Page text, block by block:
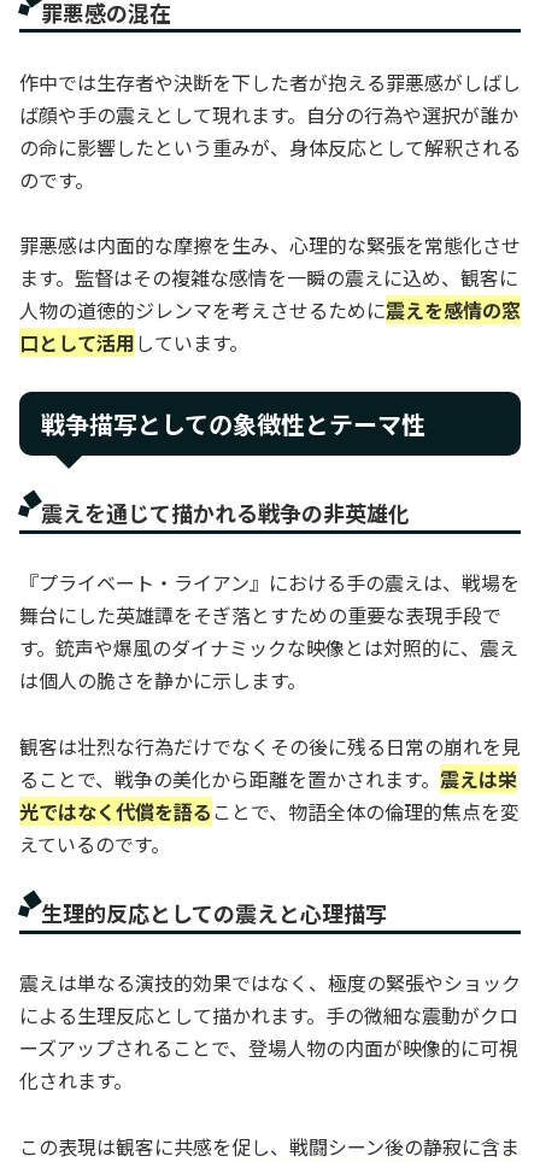
罪悪感の混在
作中では生存者や決断を下した者が抱える罪悪感がしばし
ば顔や手の震えとして現れます。自分の行為や選択が誰か
の命に影響したという重みが、身体反応として解釈される
のです。
罪悪感は内面的な摩擦を生み、心理的な緊張を常態化させ
ます。監督はその複雑な感情を一瞬の震えに込め、観客に
人物の道徳的ジレンマを考えさせるために震えを感情の窓
口として活用しています。
戦争描写としての象徴性とテーマ性
震えを通じて描かれる戦争の非英雄化
『プライベート・ライアン』における手の震えは、戦場を
舞台にした英雄譚をそぎ落とすための重要な表現手段で
す。銃声や爆風のダイナミックな映像とは対照的に、震え
は個人の脆さを静かに示します。
観客は壮烈な行為だけでなくその後に残る日常の崩れを見
ることで、戦争の美化から距離を置かされます。 震えは栄
光ではなく代償を語る ことで、物語全体の倫理的焦点を変
えているのです。
生理的反応としての震えと心理描写
震えは単なる演技的効果ではなく、極度の緊張やショック
による生理反応として描かれます。手の微細な震動がクロ
ーズアップされることで、登場人物の内面が映像的に可視
化されます。
この表現は観客に共感を促し、戦闘シーン後の静寂に含ま